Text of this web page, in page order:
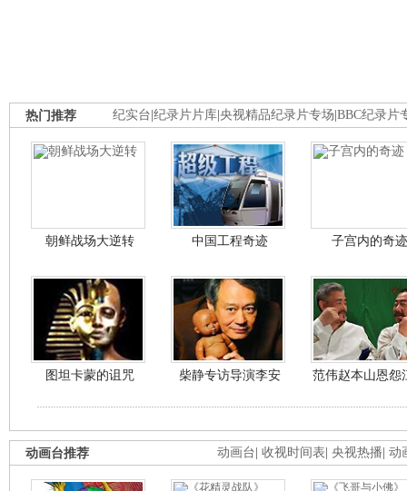
纪实台 纪录片片库 央视精品纪录片专场 BBC纪录片
热门推荐
朝鲜战场大逆转 中国工程奇迹 子宫内的奇迹
图坦卡蒙的诅咒 柴静专访导演李安 范伟赵本山恩怨
动画台 收视时间表 央视热播 动
动画台推荐